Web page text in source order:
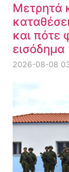
Μετρητά
και πότε
εισόδημα
2026-08-08